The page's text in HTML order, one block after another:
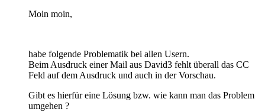
Moin moin,
habe folgende Problematik bei allen Usern.
Beim Ausdruck einer Mail aus David3 fehlt überall das CC
Feld auf dem Ausdruck und auch in der Vorschau.
Gibt es hierfür eine Lösung bzw. wie kann man das Problem
umgehen ?